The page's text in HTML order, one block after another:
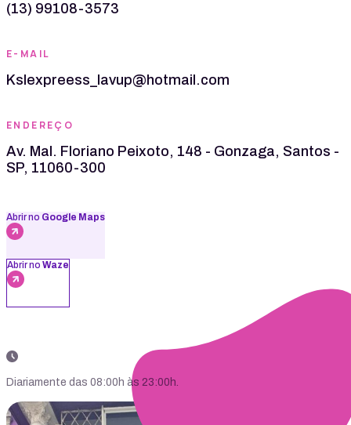
(13) 99108-3573
E-MAIL
Kslexpreess_lavup@hotmail.com
ENDEREÇO
Av. Mal. Floriano Peixoto, 148 - Gonzaga, Santos -
SP, 11060-300
Abrir no Google Maps
Abrir no Waze
Diariamente das 08:00h às 23:00h.